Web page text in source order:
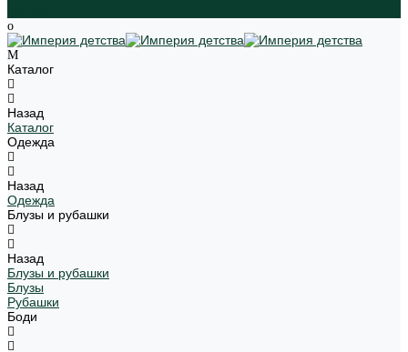
Каталог
Назад
Каталог
Одежда
Назад
Одежда
Блузы и рубашки
Назад
Блузы и рубашки
Блузы
Рубашки
Боди